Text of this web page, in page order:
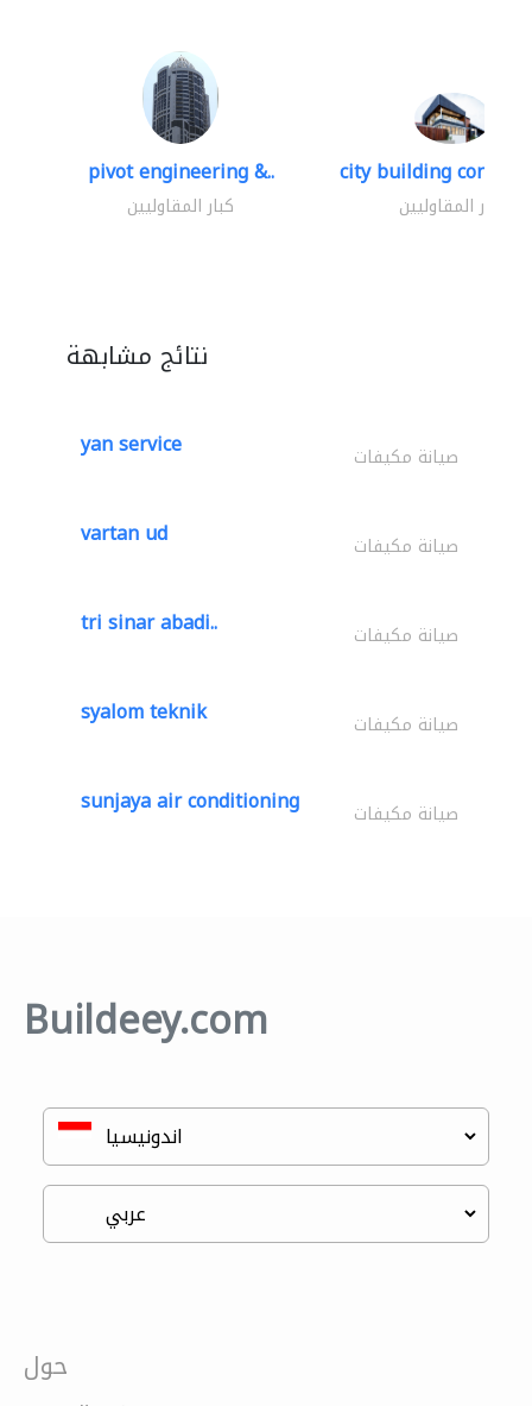
pivot engineering &..
كبار المقاوليين
city building
كبار المقاوليين
نتائج مشابهة
yan service صيانة مكيفات
vartan ud صيانة مكيفات
tri sinar abadi.. صيانة مكيفات
syalom teknik صيانة مكيفات
sunjaya air conditioning صيانة مكيفات
Buildeey.com
حول